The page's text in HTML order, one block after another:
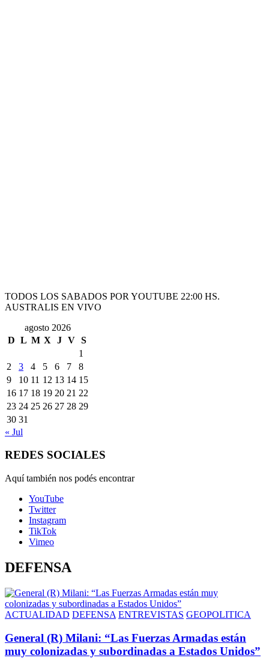
TODOS LOS SABADOS POR YOUTUBE 22:00 HS.
AUSTRALIS EN VIVO
agosto 2026
D L M X J V S
1
2
3 4 5 6 7
8
9
10 11 12 13 14 15
16 17 18 19 20 21 22
23 24 25 26 27 28 29
30 31
« Jul
REDES SOCIALES
Aquí también nos podés encontrar
YouTube
Twitter
Instagram
TikTok
Vimeo
DEFENSA
ACTUALIDAD DEFENSA ENTREVISTAS GEOPOLITICA
General (R) Milani: “Las Fuerzas Armadas están
muy colonizadas y subordinadas a Estados Unidos”